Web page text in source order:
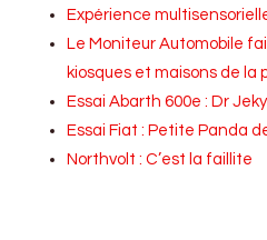
Expérience
Le Moniteur Automobile
kiosques et maisons de la
Essai Abarth 600e : Dr
Essai Fiat : Petite Panda
Northvolt : C’est la faillite